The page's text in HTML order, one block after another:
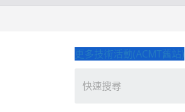
更多技術活動(ACMT舊站)